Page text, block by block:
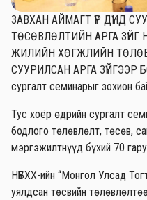
ЗАВХАН АЙМАГТ ҮР ДҮНД
ТӨСӨВЛӨЛТИЙН АРГА ЗҮЙГ
ЖИЛИЙН ХӨГЖЛИЙН
СУУРИЛСАН АРГА ЗҮЙГЭЭР
сургалт семинарыг зохион
Тус хоёр өдрийн сургалт
бодлого төлөвлөлт, төсөв,
мэргэжилтнүүд бүхий 70
НҮБХХ-ийн “Монгол Улсад
уялдсан төсвийн